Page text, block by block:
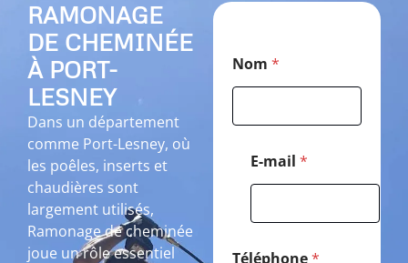
RAMONAGE
DE CHEMINÉE
À PORT-
LESNEY
Dans un département
comme Port-Lesney, où
les poêles, inserts et
chaudières sont
largement utilisés,
Ramonage de cheminée
joue un rôle essentiel
é
l
p
Nom *
E-mail *
Téléphone*